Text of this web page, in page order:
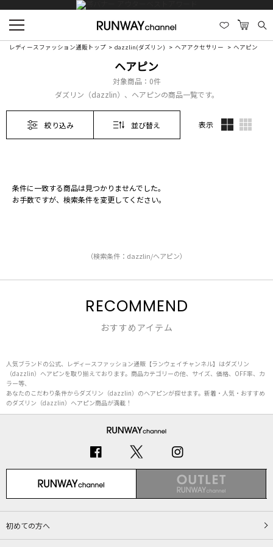
レディースファッション通販トップ dazzlin(ダズリン) ヘアアクセサリー ヘアピン
ヘアピン
対象商品： 0件
ダズリン（dazzlin）、ヘアピンの商品一覧です。
絞り込み 並び替え 表示
条件に一致する商品は見つかりませんでした。
お手数ですが、検索条件を変更してください。
（検索条件：dazzlin/ヘアピン）
RECOMMEND
おすすめアイテム
人気ブランドの公式、レディースファッション通販【ランウェイチャンネル】はダズリン
（dazzlin）ヘアピンを取り揃えております。商品カテゴリーの他、サイズ、価格、OFF率、カ
ラー等、
あなたのこだわり条件からダズリン（dazzlin）のヘアピンが探せます。新着・人気・おすすめ
のダズリン（dazzlin）ヘアピン商品が満載！
初めての方へ